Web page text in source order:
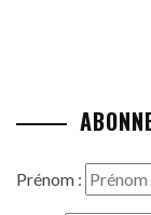
Prénom :